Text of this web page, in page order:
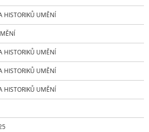
HISTORIKŮ UMĚNÍ
HISTORIKŮ UMĚNÍ
HISTORIKŮ UMĚNÍ
HISTORIKŮ UMĚNÍ